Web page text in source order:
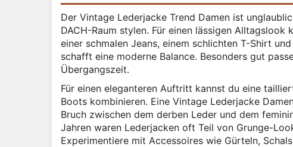
Der Vintage Lederjacke Trend Damen ist
DACH-Raum stylen. Für einen lässigen
einer schmalen Jeans, einem schlichten T-Shirt
schafft eine moderne Balance. Besonders gut
Übergangszeit.
Für einen eleganteren Auftritt kannst du eine
Boots kombinieren. Eine Vintage Lederjacke
Bruch zwischen dem derben Leder und dem
Jahren waren Lederjacken oft Teil von Grunge-
Experimentiere mit Accessoires wie Gürteln,